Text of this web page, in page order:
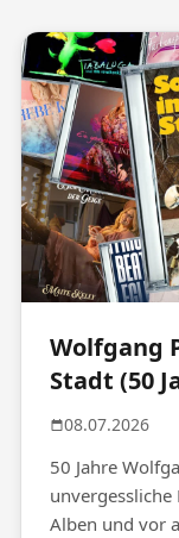
Wolfgang
Stadt (50
08.07.2026
50 Jahre
Alben und vor